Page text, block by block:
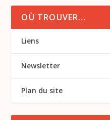
OÙ TROUVER…
Liens
Newsletter
Plan du site